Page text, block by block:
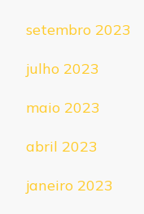
setembro 2023
julho 2023
maio 2023
abril 2023
janeiro 2023